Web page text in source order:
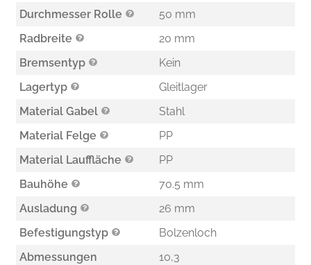
Durchmesser Rolle
50 mm
Radbreite
20 mm
Bremsentyp
Kein
Lagertyp
Gleitlager
Material Gabel
Stahl
Material Felge
PP
Material Lauffläche
PP
Bauhöhe
70.5 mm
Ausladung
26 mm
Befestigungstyp
Bolzenloch
Abmessungen
10,3